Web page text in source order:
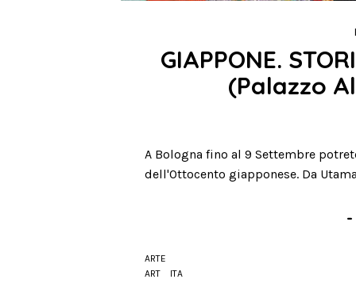
GIAPPONE.
(Palazzo
A Bologna fino al 9 Settembre
dell'Ottocento giapponese. Da
-
ARTE
ART
ITA